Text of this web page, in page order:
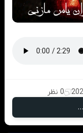
0 نظر